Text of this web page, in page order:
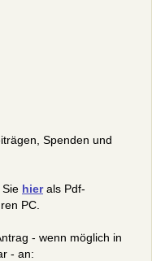
Spenden und
hierals Pdf-
PC.
- wenn möglich in
- an: